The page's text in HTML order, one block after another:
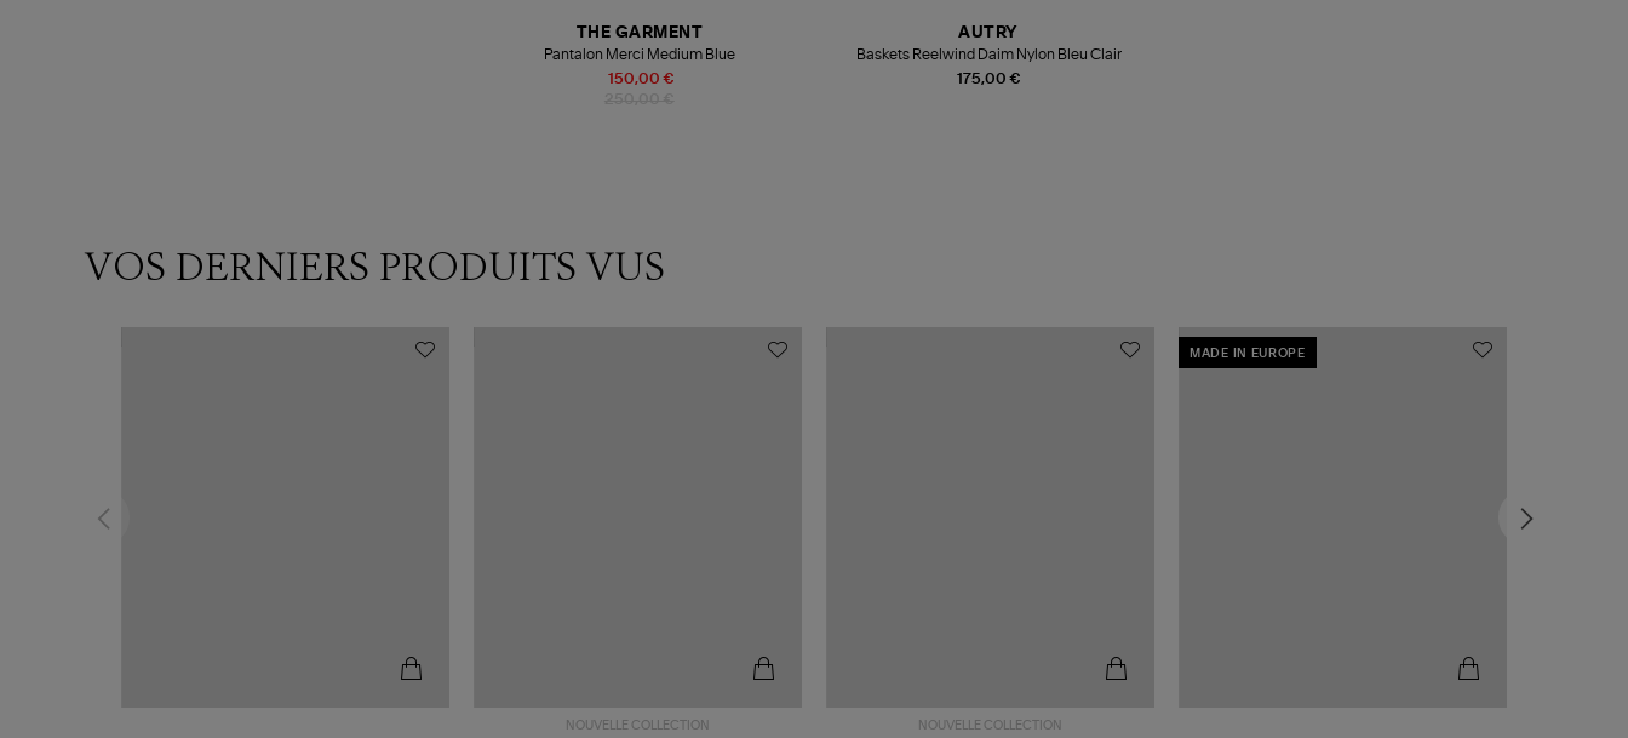
150,00 €
THE GARMENT
Pantalon Merci Medium Blue
175,00 €
AUTRY
Baskets Reelwind Daim Nylon Bleu Clair
VOS DERNIERS PRODUITS VUS
NOUVELLE COLLECTION NOUVELLE COLLECTION
MADE IN EUROPE